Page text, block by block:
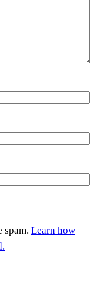
spam. Learn how